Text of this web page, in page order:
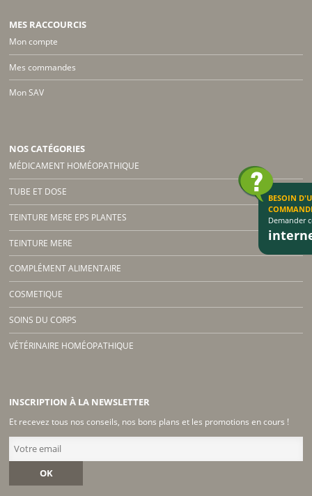
MES RACCOURCIS
Mon compte
Mes commandes
Mon SAV
NOS CATÉGORIES
MÉDICAMENT HOMÉOPATHIQUE
TUBE ET DOSE
TEINTURE MERE EPS PLANTES
TEINTURE MERE
COMPLÉMENT ALIMENTAIRE
COSMETIQUE
SOINS DU CORPS
VÉTÉRINAIRE HOMÉOPATHIQUE
INSCRIPTION À LA NEWSLETTER
Et recevez tous nos conseils, nos bons plans et les promotions en cours !
OK
BESOIN
Demander